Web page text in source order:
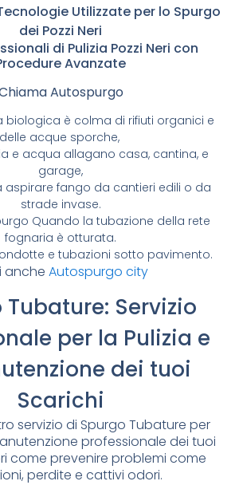
Utilizzate per lo Spurgo
dei Pozzi Neri
di Pulizia Pozzi Neri con
Avanzate
Autospurgo
biologica è colma di rifiuti organici e
delle acque sporche,
e acqua allagano casa, cantina, e
garage,
aspirare fango da cantieri edili o da
strade invase.
Quando la tubazione della rete
fognaria è otturata.
e tubazioni sotto pavimento.
anche Autospurgo city
Tubature: Servizio
per la Pulizia e
dei tuoi
Scarichi
servizio di Spurgo Tubature per
professionale dei tuoi
come prevenire problemi come
perdite e cattivi odori.